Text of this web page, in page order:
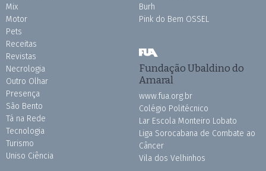
Mix
Motor
Pets
Receitas
Revistas
Necrologia
Outro Olhar
Presença
São Bento
Tá na Rede
Tecnologia
Turismo
Uniso Ciência
Burh
Pink do Bem OSSEL
Fundação Ubaldino do
Amaral
www.fua.org.br
Colégio Politécnico
Lar Escola Monteiro Lobato
Liga Sorocabana de Combate ao
Câncer
Vila dos Velhinhos